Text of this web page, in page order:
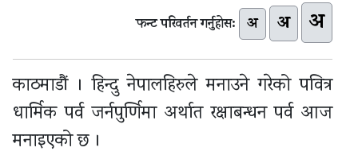
फन्ट परिवर्तन गर्नुहोस: अ अ अ
काठमाडौं । हिन्दु नेपालहिरुले मनाउने गरेको पवित्र
धार्मिक पर्व जर्नपुर्णिमा अर्थात रक्षाबन्धन पर्व आज
मनाइएको छ ।